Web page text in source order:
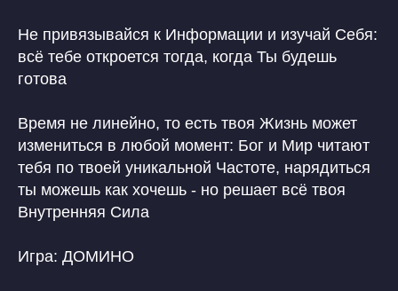
Не привязывайся к Информации и изучай Себя:
всё тебе откроется тогда, когда Ты будешь
готова
Время не линейно, то есть твоя Жизнь может
измениться в любой момент: Бог и Мир читают
тебя по твоей уникальной Частоте, нарядиться
ты можешь как хочешь - но решает всё твоя
Внутренняя Сила
Игра: ДОМИНО